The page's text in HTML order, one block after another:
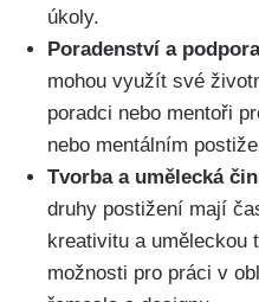
úkoly.
Poradenství a
mohou využít své
poradci nebo mentoři
nebo mentálním
Tvorba a umělecká
druhy postižení mají
kreativitu a uměleckou
možnosti pro práci v